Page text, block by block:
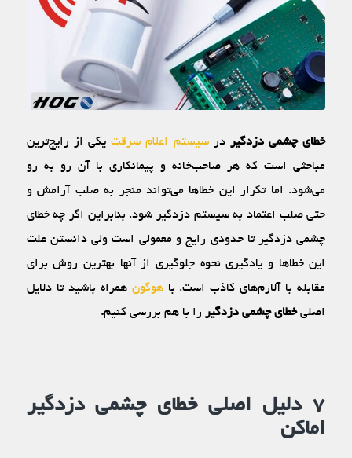
خطای چشمی دزدگیر درسیستم اعلام سرقتیکی از رایج‌ترین
مباحثی است که هر صاحب‌خانه و پیمانکاری با آن رو به رو
می‌شود. اما تکرار این خطاها می‌تواند منجر به صلب آرامش و
حتی صلب اعتماد به سیستم دزدگیر شود. بنابراین اگر چه خطای
چشمی دزدگیر تا حدودی رایج و معمولی است ولی دانستن علت
این خطاها و یادگیری نحوه جلوگیری از آنها بهترین روش برای
مقابله با آلارم‌های کاذب است. باهوگون همراه باشید تا دلایل
اصلیخطای چشمی دزدگیر را با هم بررسی کنیم.
۷ دلیل اصلی خطای چشمی دزدگیر
اماکن